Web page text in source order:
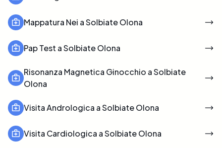
Mappatura Nei a Solbiate Olona
Pap Test a Solbiate Olona
Risonanza Magnetica Ginocchio a Solbiate
Olona
Visita Andrologica a Solbiate Olona
Visita Cardiologica a Solbiate Olona